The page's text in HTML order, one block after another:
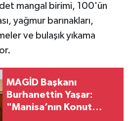
mangal birimi, 100'ün
yağmur barınakları,
ve bulaşık yıkama
MAGİD Başkanı
Burhanettin Yaşar:
"Manisa’nın Konut